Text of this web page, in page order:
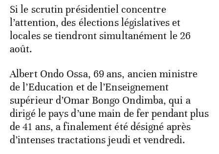
Si le scrutin présidentiel concentre
l’attention, des élections législatives et
locales se tiendront simultanément le 26
août.
Albert Ondo Ossa, 69 ans, ancien ministre
de l’Education et de l’Enseignement
supérieur d’Omar Bongo Ondimba, qui a
dirigé le pays d’une main de fer pendant plus
de 41 ans, a finalement été désigné après
d’intenses tractations jeudi et vendredi.